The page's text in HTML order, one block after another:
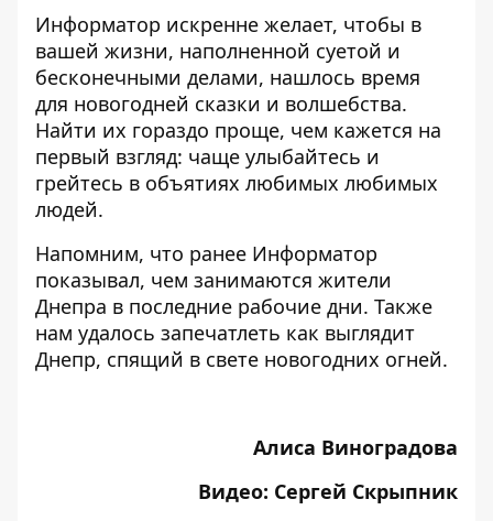
Информатор искренне желает, чтобы в
вашей жизни, наполненной суетой и
бесконечными делами, нашлось время
для новогодней сказки и волшебства.
Найти их гораздо проще, чем кажется на
первый взгляд: чаще улыбайтесь и
грейтесь в объятиях любимых любимых
людей.
Напомним, что ранее Информатор
показывал, чем занимаются жители
Днепра в последние рабочие дни. Также
нам удалось запечатлеть как выглядит
Днепр, спящий в свете новогодних огней.
Алиса Виноградова
Видео: Сергей Скрыпник